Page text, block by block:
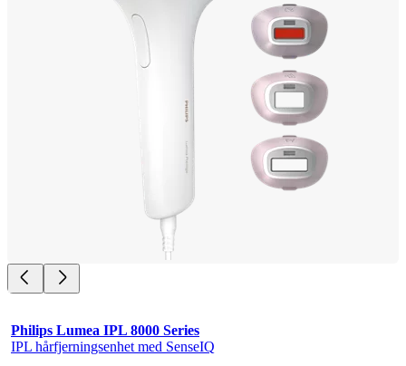
Philips Lumea IPL 8000 Series
IPL hårfjerningsenhet med SenseIQ